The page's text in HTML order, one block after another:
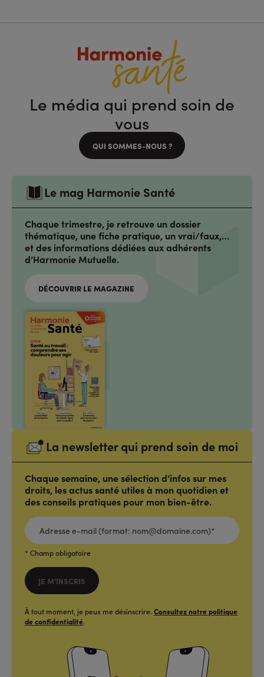
Le média qui prend soin de
vous
QUI SOMMES-NOUS ?
Le mag Harmonie Santé
Chaque trimestre, je retrouve un dossier
thématique, une fiche pratique, un vrai/faux,…
et des informations dédiées aux adhérents
d’Harmonie Mutuelle.
DÉCOUVRIR LE MAGAZINE
La newsletter qui prend soin de moi
Chaque semaine, une sélection d’infos sur mes
droits, les actus santé utiles à mon quotidien et
des conseils pratiques pour mon bien-être.
ADRESSE
E-
MAIL
(FORMAT:
NOM@DOMAINE.COM)*
* Champ obligatoire
JE M'INSCRIS
À tout moment, je peux me désinscrire. Consultez notre politique
de confidentialité.